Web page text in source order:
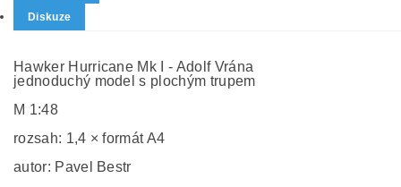
Diskuze
Hawker Hurricane Mk I - Adolf Vrána
jednoduchý model s plochým trupem
M 1:48
rozsah: 1,4 × formát A4
autor: Pavel Bestr